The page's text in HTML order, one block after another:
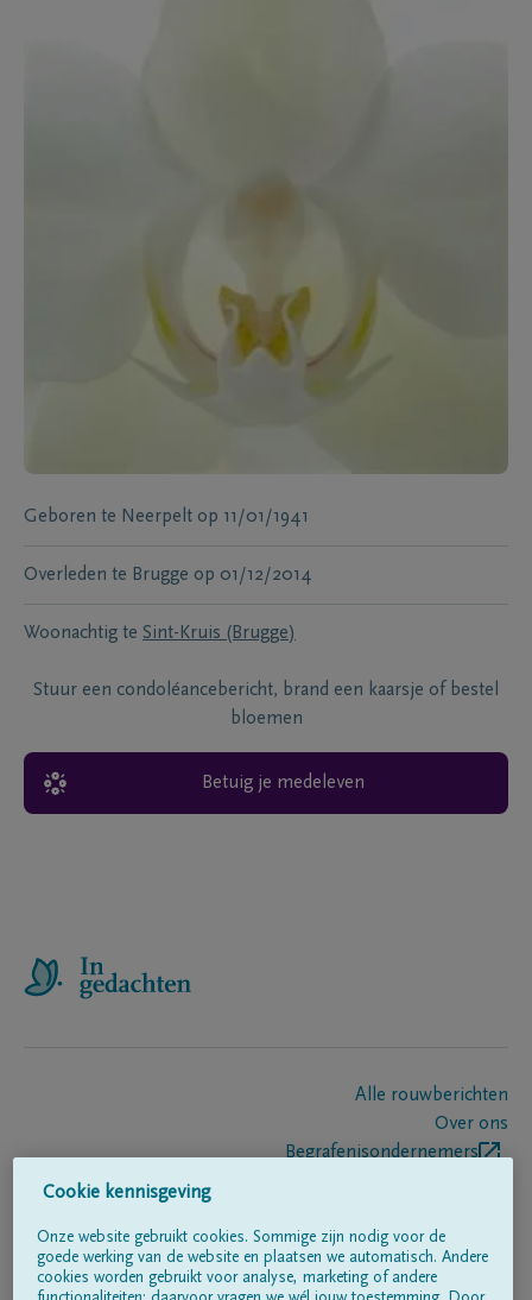
Geboren te Neerpelt op 11/01/1941
Overleden te Brugge op 01/12/2014
Woonachtig te Sint-Kruis (Brugge)
Stuur een condoléancebericht, brand een kaarsje of bestel
bloemen
Betuig je medeleven
Alle rouwberichten
Over ons
Begrafenisondernemers
Volg ons op
Cookie kennisgeving
Onze website gebruikt cookies. Sommige zijn nodig voor de
goede werking van de website en plaatsen we automatisch. Andere
cookies worden gebruikt voor analyse, marketing of andere